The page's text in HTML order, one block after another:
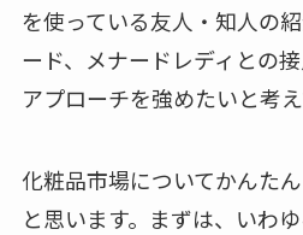
を使っている友人・知人の
ード、メナードレディとの
アプローチを強めたいと考え
化粧品市場についてかんた
と思います。まずは、いわ